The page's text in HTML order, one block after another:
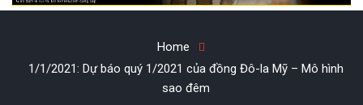
Home
1/1/2021: Dự báo quý 1/2021 của đồng Đô-la Mỹ – Mô hình
sao đêm